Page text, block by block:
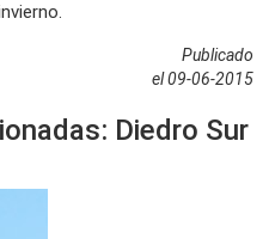
Publicado
el 09-06-2015
Diedro Sur